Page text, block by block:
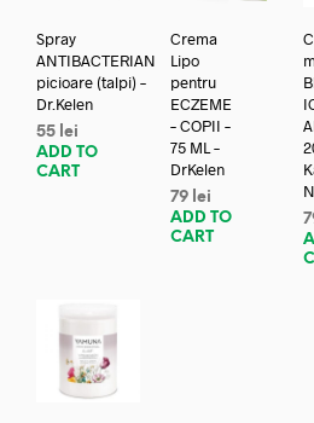
Spray
ANTIBACTERIAN
picioare (talpi) –
Dr.Kelen
55 lei
ADD TO
CART
Crema
Lipo
pentru
ECZEME
– COPII –
75 ML –
DrKelen
79 lei
ADD TO
CART